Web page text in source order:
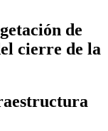
de
cierre de la